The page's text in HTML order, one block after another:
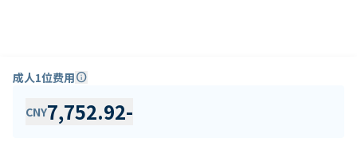
成人1位费用info
CNY7,752.92-